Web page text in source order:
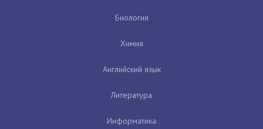
Биология
Химия
Английский язык
Литература
Информатика